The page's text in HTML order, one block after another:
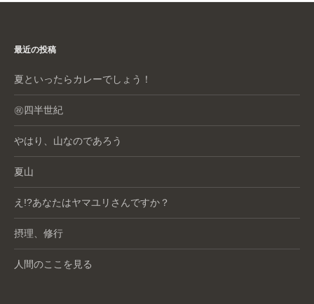
最近の投稿
夏といったらカレーでしょう！
㊗️四半世紀
やはり、山なのであろう
夏山
え!?あなたはヤマユリさんですか？
摂理、修行
人間のここを見る